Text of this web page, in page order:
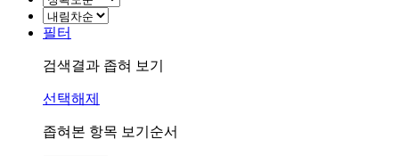
필터
검색결과 좁혀 보기
선택해제
좁혀본 항목 보기순서